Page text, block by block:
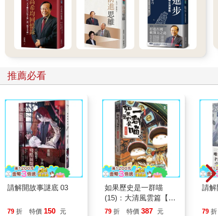
社群媒體的「關心種子」中沒有真正的有錢人
我們的日常生活早已與社群媒體密切相關。人們一邊窺探別人的
生活，一邊將可以向他人展示近況的工具掌握在手中，只要有空
就會點開社群媒體。然而，上傳到社群媒體的照片中，有很多是
會引起反效果的內容，其中最具代表性的就是「自戀型」照片。
實際上，每十名社群媒體用戶中就有七人（68.8%）回答，大家
好像只想在社群媒體上展現自己幸福的模樣，只有6.6%的人認為
當然，適度的自戀是必要的，就像韓文中有一句話說，「健康的
『關心種子 』能夠得到關注。」隨著社群媒體的發達，人們對於
博取關注的「關心種子」的視線也變得寬容許多。過去人們普遍
認為關心種子總是為了博取關注而採取過度的舉動和言詞，但現
在的氛圍開始轉變成接受關心種子是透過那些行為來宣傳自己是
什麼樣的人，並且展示自己喜好的人。根據韓國的研究顯示，
「透過社群媒體來炫耀慾望，比較類似於獲得他人的關注並提高
自身價值的行為，而非為了炫耀財富或地位的行為。」
問題在於，有些人炫耀的時候，展示出的面貌比自己實際擁有的
更多，或者超過自己的能力範圍，甚至涉足自己從未嘗試過的領
域。尤其是在意他人視線的韓國人，他們的炫耀慾望具有獨特的
推薦必看
請解開故事謎底 03
79 折 特價 150 元
如果歷史是一群喵
(15)：大清風雲篇【萌
貓漫畫學歷史】
79 折 特價 387 元
請解
79 折